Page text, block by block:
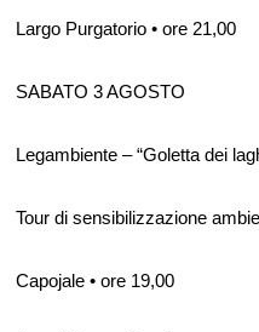
Largo Purgatorio • ore 21,00
SABATO 3 AGOSTO
Legambiente – “Goletta dei
Tour di sensibilizzazione
Capojale • ore 19,00